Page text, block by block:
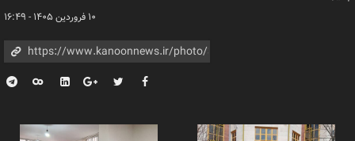
۱۰ فروردین ۱۴۰۵ - ۱۶:۴۹